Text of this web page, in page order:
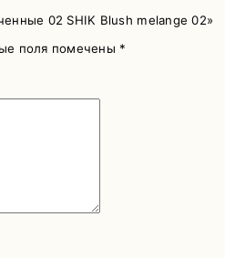
02 SHIK Blush melange 02»
поля помечены *